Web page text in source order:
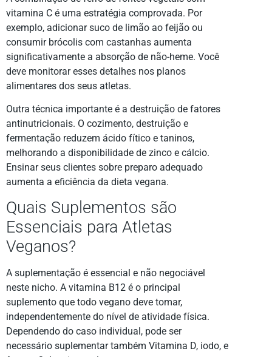
vitamina C é uma estratégia comprovada. Por
exemplo, adicionar suco de limão ao feijão ou
consumir brócolis com castanhas aumenta
significativamente a absorção de não-heme. Você
deve monitorar esses detalhes nos planos
alimentares dos seus atletas.
Outra técnica importante é a destruição de fatores
antinutricionais. O cozimento, destruição e
fermentação reduzem ácido fítico e taninos,
melhorando a disponibilidade de zinco e cálcio.
Ensinar seus clientes sobre preparo adequado
aumenta a eficiência da dieta vegana.
Quais Suplementos são
Essenciais para Atletas
Veganos?
A suplementação é essencial e não negociável
neste nicho. A vitamina B12 é o principal
suplemento que todo vegano deve tomar,
independentemente do nível de atividade física.
Dependendo do caso individual, pode ser
necessário suplementar também Vitamina D, iodo, e